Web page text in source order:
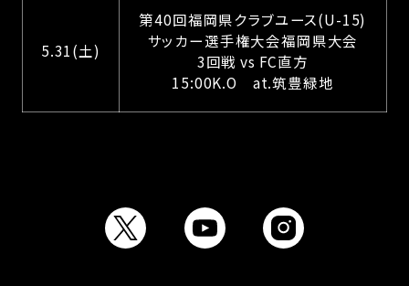
5.31(土)
第40回福岡県クラブユース(U-15)
サッカー選手権大会福岡県大会
3回戦 vs FC直方
15:00K.O at.筑豊緑地